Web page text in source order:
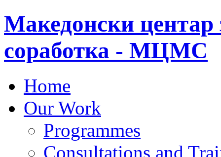
Македонски центар
соработка - МЦМС
Home
Our Work
Programmes
Consultations and